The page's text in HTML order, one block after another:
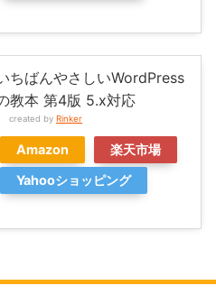
ちばんやさしいWordPress
教本 第4版 5.x対応
created by Rinker
Amazon
楽天市場
Yahooショッピング